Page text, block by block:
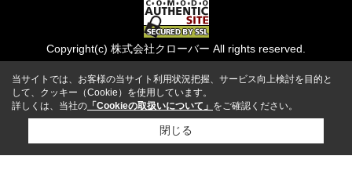
Copyright(c) 株式会社クローバー All rights reserved.
当サイトでは、お客様の当サイト利用状況把握、サービス向上検討を目的と
して、クッキー（Cookie）を使用しています。
詳しくは、当社の 「Cookieの取扱いについて」 をご確認ください。
閉じる